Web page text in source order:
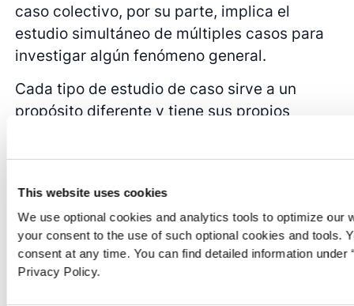
This website uses cookies
We use optional cookies and analytics tools to optimize our
your consent to the use of such optional cookies and tools.
consent at any time. You can find detailed information under
Privacy Policy.
caso colectivo, por su parte, implica el
estudio simultáneo de múltiples casos para
investigar algún fenómeno general.
Cada tipo de estudio de caso sirve a un
propósito diferente y tiene sus propios
tipo debe guiarse por la pregunta y los
contexto y las limitaciones de la misma.
Aplicaciones de los estudios de